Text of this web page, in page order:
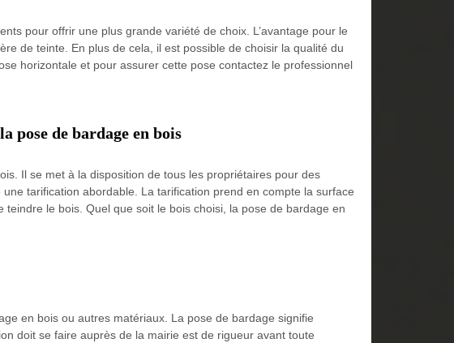
pour offrir une plus grande variété de choix. L’avantage pour le
de teinte. En plus de cela, il est possible de choisir la qualité du
horizontale et pour assurer cette pose contactez le professionnel
pose de bardage en bois
Il se met à la disposition de tous les propriétaires pour des
tarification abordable. La tarification prend en compte la surface
le bois. Quel que soit le bois choisi, la pose de bardage en
en bois ou autres matériaux. La pose de bardage signifie
doit se faire auprès de la mairie est de rigueur avant toute